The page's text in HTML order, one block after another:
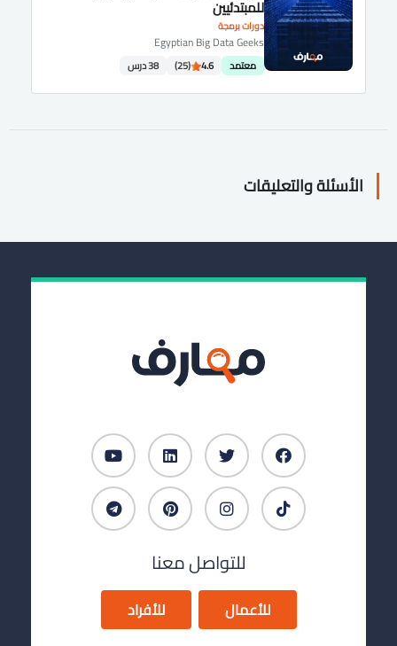
دورات برمجة
للمبتدئيين
Egyptian Big Data Geeks
معتمد 4.6
(25) 38 درس
الأسئلة والتعليقات
للتواصل معنا
للأعمال للأفراد